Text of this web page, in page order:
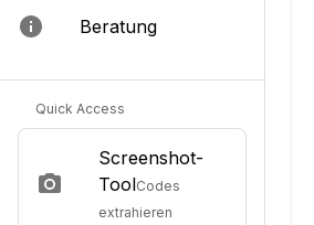
Beratung
Quick Access
Screenshot-
ToolCodes
extrahieren